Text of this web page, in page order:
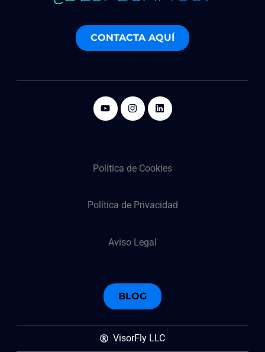
CONTACTA AQUÍ
Política de Cookies
Política de Privacidad
Aviso Legal
BLOG
VisorFly LLC